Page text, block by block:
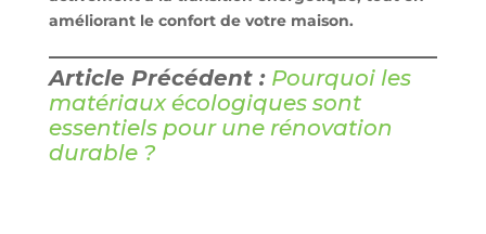
améliorant le confort de votre maison.
Article Précédent : Pourquoi les
matériaux écologiques sont
essentiels pour une rénovation
durable ?